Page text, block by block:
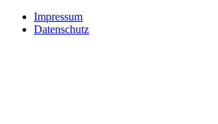
Impressum
Datenschutz